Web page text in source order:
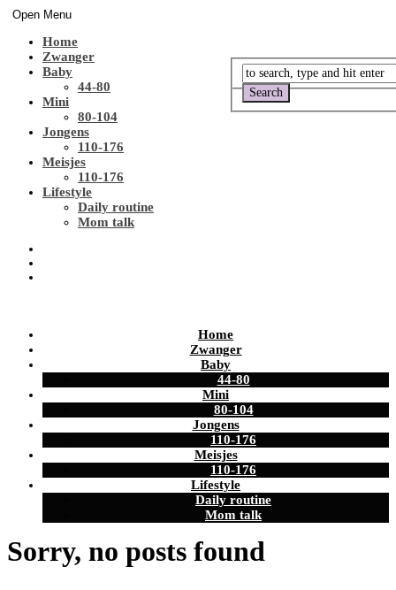
Open Menu
Home
Zwanger
Baby
44-80
Mini
80-104
Jongens
110-176
Meisjes
110-176
Lifestyle
Daily routine
Mom talk
Home
Zwanger
Baby
44-80
Mini
80-104
Jongens
110-176
Meisjes
110-176
Lifestyle
Daily routine
Mom talk
Sorry, no posts found